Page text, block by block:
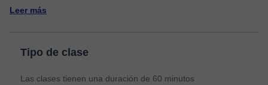
Leer más
Tipo de clase
Las clases tienen una duración de 60 minutos